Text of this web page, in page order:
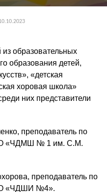
образовательных
образования детей,
«детская
хоровая школа»
них представители
преподаватель по
«ЧДМШ № 1 им. С.М.
преподаватель по
«ЧДШИ №4».